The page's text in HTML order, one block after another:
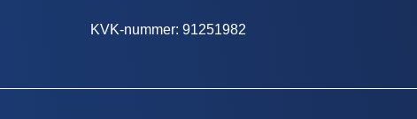
KVK-nummer: 91251982